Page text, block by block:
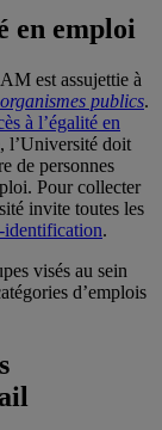
en emploi
est assujettie à
publics.
à l’égalité en
l’Université doit
de personnes
Pour collecter
invite toutes les
identification.
visés au sein
d’emplois